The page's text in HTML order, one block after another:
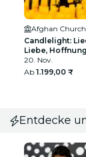
Afghan Church
Candlelight:
Liebe,
Lichts in der
20. Nov.
Ab 1.199,00 ₹
Entdecke